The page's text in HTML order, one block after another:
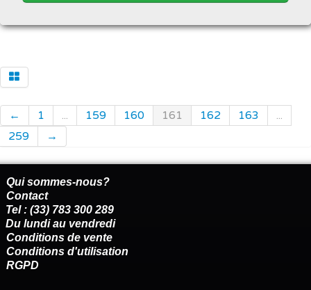
← 1 ... 159 160 161 162 163
...
259
→
Qui sommes-nous?
Contact
Tel : (33) 783 300 289
Du lundi au vendredi
Conditions de vente
Conditions d'utilisation
RGPD